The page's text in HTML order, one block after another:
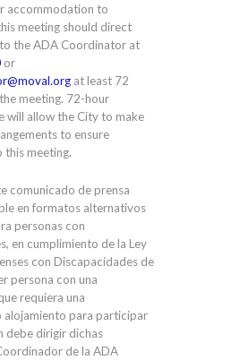
accommodation to
meeting should direct
the ADA Coordinator at
or
at least 72
meeting. 72-hour
will allow the City to make
to ensure
this meeting.
comunicado de prensa
en formatos alternativos
personas con
en cumplimiento de la Ley
con Discapacidades de
persona con una
requiera una
alojamiento para participar
debe dirigir dichas
de la ADA